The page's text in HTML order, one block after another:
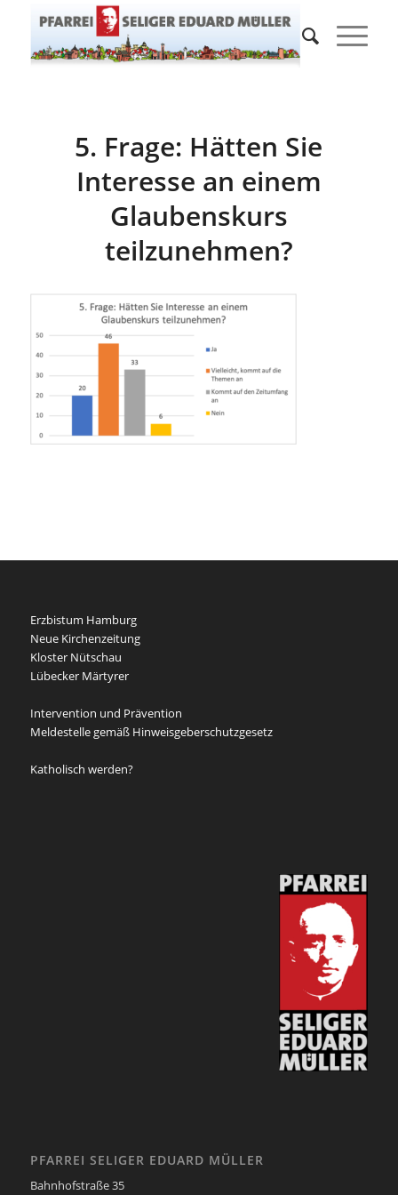
5. Frage: Hätten Sie
Interesse an einem
Glaubenskurs
teilzunehmen?
Erzbistum Hamburg
Neue Kirchenzeitung
Kloster Nütschau
Lübecker Märtyrer
Intervention und Prävention
Meldestelle gemäß Hinweisgeberschutzgesetz
Katholisch werden?
PFARREI SELIGER EDUARD MÜLLER
Bahnhofstraße 35